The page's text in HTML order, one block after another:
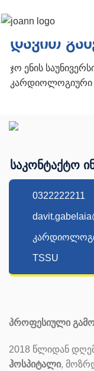
დავით
ჯო ენის
კარდიოლოგიური
საკონტაქტო
0322222211
TSSU
პროფესიული
2018 წლიდან
ჰოსპიტალი,